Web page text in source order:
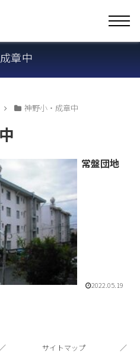
章中
神野小・成章中
常盤団地
2022.05.19
サイトマップ